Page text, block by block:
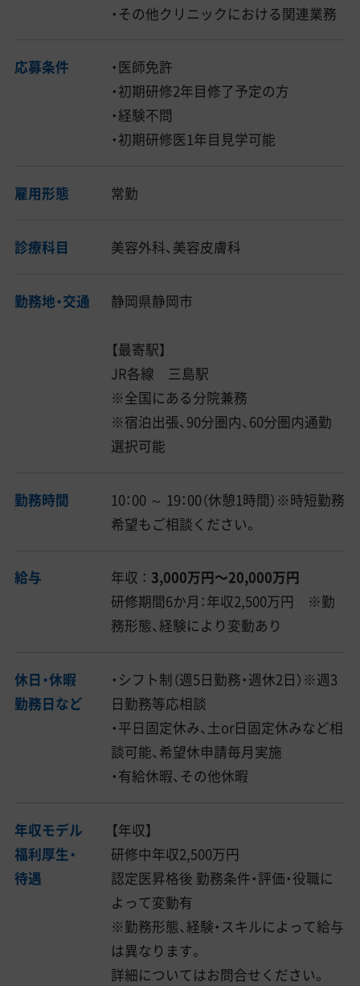
・その他クリニックにおける関連業務
応募条件
・医師免許
・初期研修2年目修了予定の方
・経験不問
・初期研修医1年目見学可能
雇用形態 常勤
診療科目 美容外科、美容皮膚科
勤務地・交通 静岡県静岡市
【最寄駅】
JR各線 三島駅
※全国にある分院兼務
※宿泊出張、90分圏内、60分圏内通勤
選択可能
勤務時間
10：00 ～ 19：00（休憩1時間）※時短勤務
希望もご相談ください。
給与 年収 ： 3,000万円〜20,000万円
研修期間6か月：年収2,500万円 ※勤
務形態、経験により変動あり
休日・休暇
勤務日など
・シフト制（週5日勤務・週休2日）※週3
日勤務等応相談
・平日固定休み、土or日固定休みなど相
談可能、希望休申請毎月実施
・有給休暇、その他休暇
年収モデル
福利厚生・
待遇
【年収】
研修中年収2,500万円
認定医昇格後 勤務条件・評価・役職に
よって変動有
※勤務形態、経験・スキルによって給与
は異なります。
詳細についてはお問合せください。